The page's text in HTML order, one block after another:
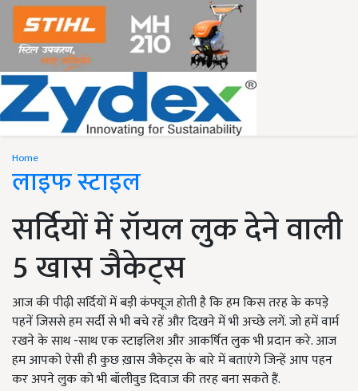
Home
लाइफ स्टाइल
सर्दियों में रॉयल लुक देने वाली
5 खास जैकेट्स
आज की पीढ़ी सर्दियों में बड़ी कंफ्यूज होती है कि हम किस तरह के कपड़े
पहनें जिससे हम सर्दी से भी बचे रहें और दिखने में भी अच्छे लगें. जो हमें वार्म
रखने के साथ -साथ एक स्टाइलिश और आकर्षित लुक भी प्रदान करे. आज
हम आपको ऐसी ही कुछ ख़ास जैकेट्स के बारे में बताएंगे जिन्हें आप पहन
कर अपने लुक को भी बॉलीवुड दिवाज की तरह बना सकते हैं.